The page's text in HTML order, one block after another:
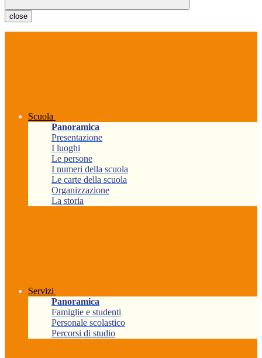
close
Scuola
Panoramica
Presentazione
I luoghi
Le persone
I numeri della scuola
Le carte della scuola
Organizzazione
La storia
Servizi
Panoramica
Famiglie e studenti
Personale scolastico
Percorsi di studio